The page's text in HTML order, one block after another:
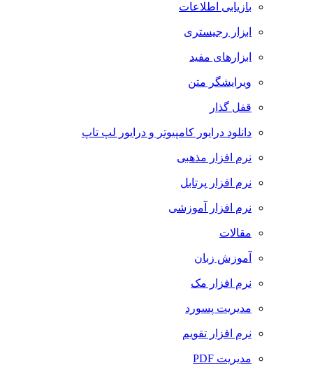
بازیابی اطلاعات
ابزار رجیستری
ابزارهای مفید
ویرایشگر متن
قفل گذار
دانلود درایور کامپیوتر و درایور لپ تاپ
نرم افزار مذهبی
نرم افزار پرتابل
نرم افزار آموزشی
مقالات
آموزش زبان
نرم افزار مک
مدیریت پسورد
نرم افزار تقویم
مدیریت PDF